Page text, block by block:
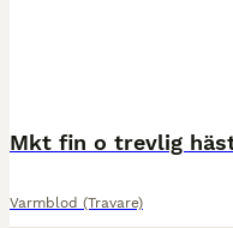
Varmblod (Travare)